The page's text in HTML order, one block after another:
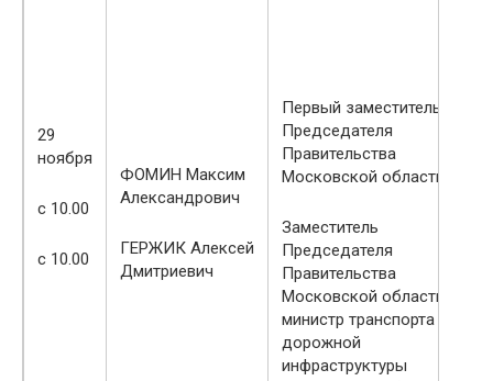
с 15.00
с 15.00
ЗИНОВЬЕВА
Анатольевна
Правительства
Московской области
Заместитель
Московской области
– министр
инвестиций,
промышленности и
науки Московской
области
29
ноября
с 10.00
с 10.00
ФОМИН Максим
Александрович
ГЕРЖИК Алексей
Дмитриевич
Первый заместитель
Председателя
Правительства
Московской области
Заместитель
Председателя
Правительства
Московской области –
министр транспорта и
дорожной
инфраструктуры